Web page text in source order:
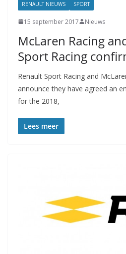
RENAULT NIEUWS SPORT
15 september 2017 Nieuws
McLaren Racing
Sport Racing
Renault Sport Racing and
announce they have agreed an
for the 2018,
Lees meer